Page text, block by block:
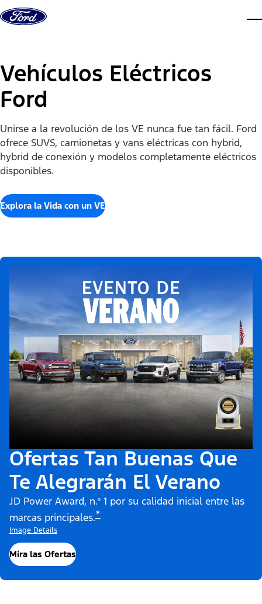
Saltar al contenido
Vehículos Eléctricos
Ford
Unirse a la revolución de los VE nunca fue tan fácil. Ford
ofrece SUVS, camionetas y vans eléctricas con hybrid,
hybrid de conexión y modelos completamente eléctricos
disponibles.
Explora la Vida con un VE
Ofertas Tan Buenas Que
Te Alegrarán El Verano
JD Power Award, n.º 1 por su calidad inicial entre las
marcas principales.*
Image Details
Mira las Ofertas